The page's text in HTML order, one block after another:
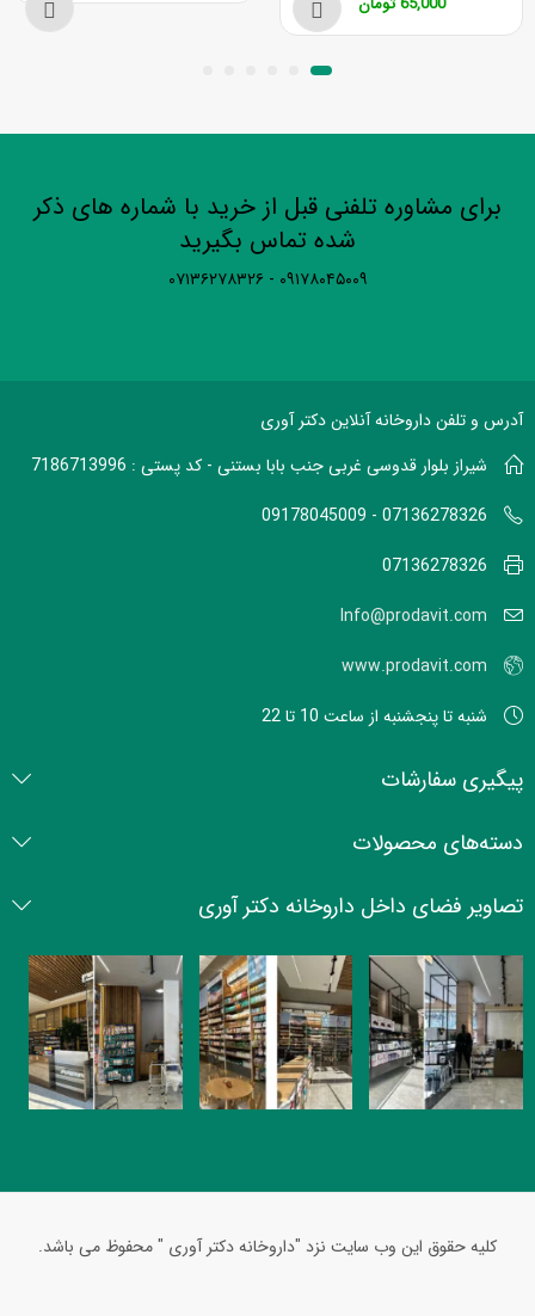
برای مشاوره تلفنی قبل از خرید با شماره های ذکر
شده تماس بگیرید
۰۹۱۷۸۰۴۵۰۰۹ - ۰۷۱۳۶۲۷۸۳۲۶
آدرس و تلفن داروخانه آنلاین دکتر آوری
شیراز بلوار قدوسی غربی جنب بابا بستنی - کد پستی : 7186713996
07136278326 - 09178045009
07136278326
Info@prodavit.com
www.prodavit.com
شنبه تا پنجشنبه از ساعت 10 تا 22
پیگیری سفارشات
دسته‌های محصولات
تصاویر فضای داخل داروخانه دکتر آوری
کلیه حقوق این وب سایت نزد "داروخانه دکتر آوری " محفوظ می باشد.